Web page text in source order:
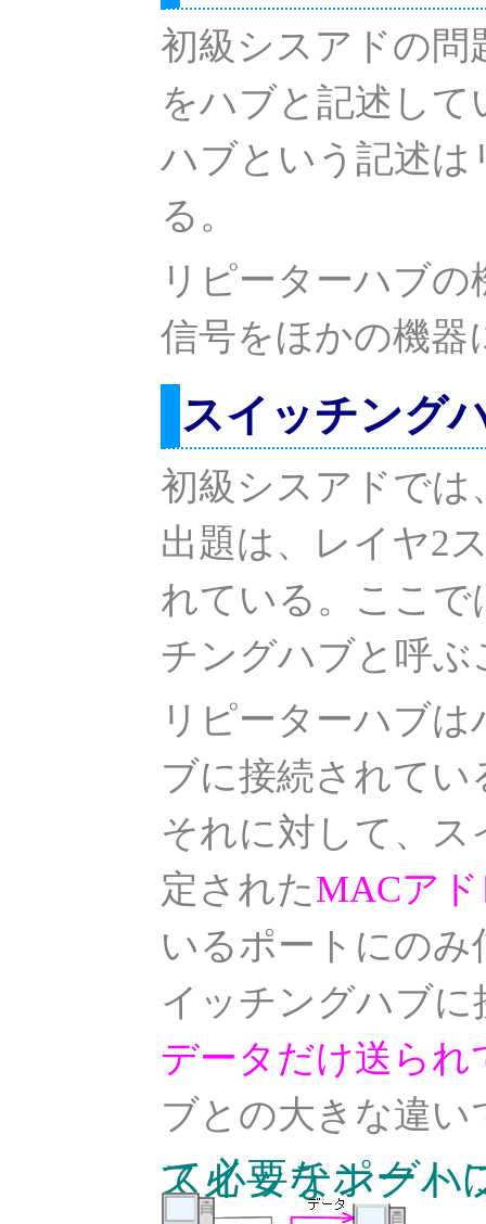
初級シスアドの問
をハブと記述し
ハブという記述は
る。
リピーターハブ
信号をほかの機器
スイッチング
初級シスアドで
出題は、レイヤ2
れている。ここ
チングハブと呼ぶ
リピーターハブ
ブに接続されてい
それに対して、
定されたMACア
いるポートにの
イッチングハブ
データだけ送られ
ブとの大きな違い
スイッチングハブはMACアドレス